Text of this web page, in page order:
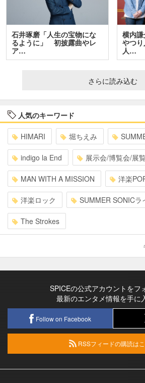
石井琢磨「人生の宝物にな
るように」 初披露曲やレ
ア…
横内
やつ
人…
さらに読み込む
人気のキーワード
HIMARI 堀ちえみ
indigo la End 展示会/博覧会/展
MAN WITH A MISSION 洋楽
洋楽ロック SUMMER SONICラ
The Strokes
SPICEの公式アカウントをフ
最新のエンタメ情報を手に
Follow on Facebook
RSSフィードの購読は